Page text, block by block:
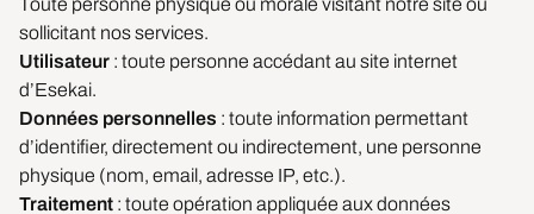
Toute personne physique ou morale visitant notre site ou
sollicitant nos services.
Utilisateur : toute personne accédant au site internet
d’Esekai.
Données personnelles : toute information permettant
d’identifier, directement ou indirectement, une personne
physique (nom, email, adresse IP, etc.).
Traitement : toute opération appliquée aux données